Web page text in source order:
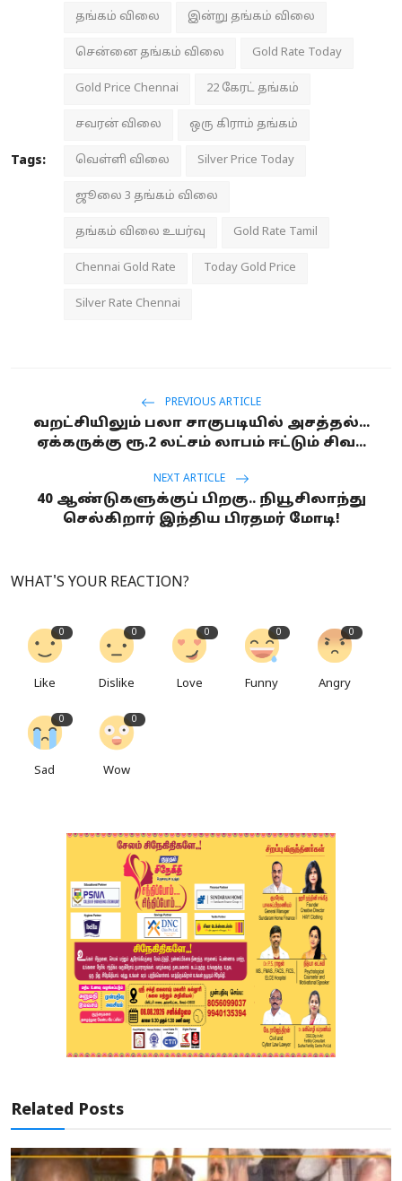
Tags:
தங்கம் விலை இன்று தங்கம் விலை
சென்னை தங்கம் விலை Gold Rate Today
Gold Price Chennai 22 கேரட் தங்கம்
சவரன் விலை ஒரு கிராம் தங்கம்
வெள்ளி விலை Silver Price Today
ஜூலை 3 தங்கம் விலை
தங்கம் விலை உயர்வு Gold Rate Tamil
Chennai Gold Rate Today Gold Price
Silver Rate Chennai
PREVIOUS ARTICLE
வறட்சியிலும் பலா சாகுபடியில் அசத்தல்...
ஏக்கருக்கு ரூ.2 லட்சம் லாபம் ஈட்டும் சிவ...
NEXT ARTICLE
40 ஆண்டுகளுக்குப் பிறகு.. நியூசிலாந்து
செல்கிறார் இந்திய பிரதமர் மோடி!
WHAT'S YOUR REACTION?
0
Like
0
Dislike
0
Love
0
Funny
0
Angry
0
Sad
0
Wow
Related Posts